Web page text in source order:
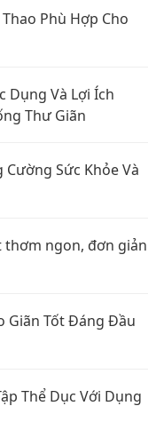
Phù Hợp Cho
Dụng Và Lợi Ích
Thư Giãn
Cường Sức Khỏe Và
thơm ngon, đơn giản
Giãn Tốt Đáng Đầu
Thể Dục Với Dụng